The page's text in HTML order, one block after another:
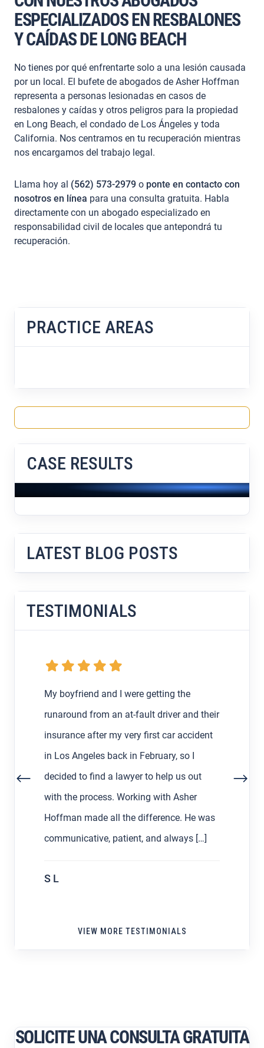
ESPECIALIZADOS EN RESBALONES
Y CAÍDAS DE LONG BEACH
No tienes por qué enfrentarte solo a una lesión causada
por un local. El bufete de abogados de Asher Hoffman
representa a personas lesionadas en casos de
resbalones y caídas y otros peligros para la propiedad
en Long Beach, el condado de Los Ángeles y toda
California. Nos centramos en tu recuperación mientras
nos encargamos del trabajo legal.
Llama hoy al (562) 573-2979 o ponte en contacto con
nosotros en línea para una consulta gratuita. Habla
directamente con un abogado especializado en
responsabilidad civil de locales que antepondrá tu
recuperación.
PRACTICE AREAS
CASE RESULTS
No case results found.
LATEST BLOG POSTS
TESTIMONIALS
My boyfriend and I were getting the
runaround from an at-fault driver and their
insurance after my very first car accident
in Los Angeles back in February, so I
decided to find a lawyer to help us out
with the process. Working with Asher
Hoffman made all the difference. He was
communicative, patient, and always […]
S L
VIEW MORE TESTIMONIALS
SOLICITE UNA CONSULTA GRATUITA